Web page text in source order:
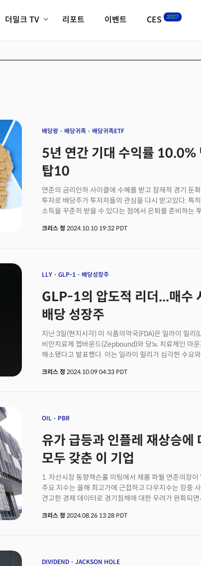
더밀크 TV
더밀크 아카데미
더웨이브/트렌드쇼
밸리토크
리포트 이벤트 CES 2027
배당왕 배당귀족 배당귀족ETF
5년 연간 기대 수익률 10.0%
탑10
연준의 금리인하 사이클에 수혜를 받고 잠재적 경기 둔
투자로 배당주가 투자자들의 관심을 다시 받고있다. 특
소득을 꾸준히 받을 수 있다는 점에서 은퇴를 준비하는
(Dividend Aristocrats)이라 할 수 있다. 배당귀족은 25
고품질의 우량주임을 증명했다는 점에서 차별성을 가지
꾸준한 배당 소득이 장점이지만 기술 성장주에 비해 주
덜하다. 물론 시장 지수와 비교해 그 차이는 크지 않다.
13.38%의 수익을 기록한 반면 배당귀족 지수는
근거로 견고한 재무 상태를 지닌 기업이기 때문에 경기
배당 귀족의 자격을 지닌 기업들이 산업재나 필수소비재
안정적인 수익을 제공하기 때문으로 해석된다.
크리스 정 2024.10.10 19:32 PDT
LLY GLP-1 배당성장주
GLP-1의 압도적 리더...매수
배당 성장주
지난 3일(현지시각) 미 식품의약국(FDA)은 일라이 릴리
비만치료제 젭바운드(Zepbound)와 당뇨 치료제인 마
해소됐다고 발표했다. 이는 일라이 릴리가 심각한 수요
대한 시장의 강력한 수요에 대응하기 위한 공급 확대에
GLP-1 시장의 유일한 경쟁자인 덴마크의 노보 노디스크
일라이 릴리의 비만 치료제 공급 부족 해소가 향후 성장
것이란 의견이다. 비싼 가격과 보험 문제로 GLP-1 약물
병원이나 약국을 방문하지 않고 직접 약을 처방 받을
의견은 매우 긍정적이다. TD코웬은 일라이 릴리에 대
주당 1050달러로 제시했다. TD코웬은 일라이 릴리의
데이터'로 지지를 받고 있으며 신제품 포트폴리오와 출
성장 잠재력을 보여주고 있다는 분석이다.
크리스 정 2024.10.09 04:33 PDT
OIL PBR
유가 급등과 인플레 재상승에
모두 갖춘 이 기업
1. 자산시장 동향잭슨홀 미팅에서 제롬 파월 연준의장
주요 지수는 올해 최고가에 근접하고 다우지수는 장중
견고한 경제 데이터로 경기침체에 대한 우려가 완화되
원자재 회복세 확대. 특히 국제유가는 리비아의 석유 생
데이터인 PCE물가지수가 연준의 목표치인 2%에 근접
크리스 정 2024.08.26 13:28 PDT
DIVIDEND JACKSON HOLE